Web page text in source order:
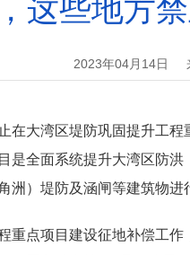
这些地方
2023年04月14日
在大湾区堤防巩固提升工
是全面系统提升大湾区防
）堤防及涵闸等建筑物进
重点项目建设征地补偿工